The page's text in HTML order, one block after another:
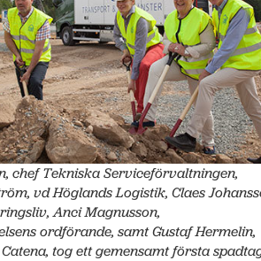
chef Tekniska Serviceförvaltningen,
vd Höglands Logistik, Claes
Anci Magnusson,
ordförande, samt Gustaf Hermelin,
tog ett gemensamt första